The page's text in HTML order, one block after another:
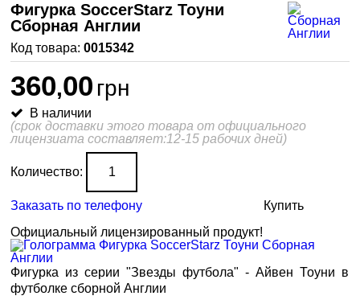
Фигурка SoccerStarz Тоуни
Сборная Англии
0015342
360,00 грн
В наличии
(срок доставки этого товара от официального
лицензиата составляет:12-15 рабочих дней)
Количество:
Заказать по телефону
Купить
Официальный лицензированный продукт!
Фигурка из серии "Звезды футбола" - Айвен Тоуни в
футболке сборной Англии